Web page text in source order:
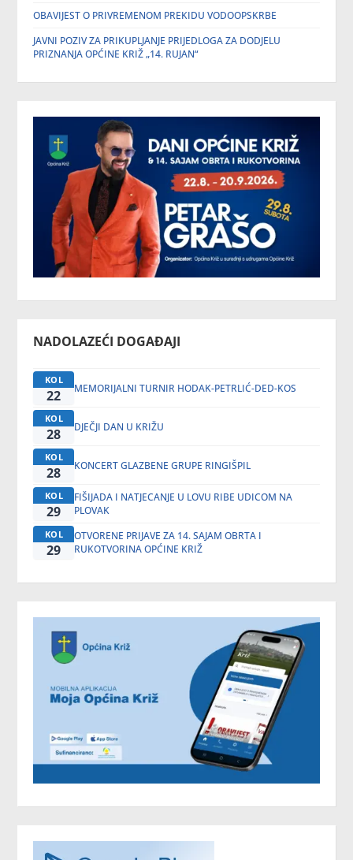
OBAVIJEST O PRIVREMENOM PREKIDU VODOOPSKRBE
JAVNI POZIV ZA PRIKUPLJANJE PRIJEDLOGA ZA DODJELU
PRIZNANJA OPĆINE KRIŽ „14. RUJAN“
NADOLAZEĆI DOGAĐAJI
KOL
22 MEMORIJALNI TURNIR HODAK-PETRLIĆ-DED-KOS
KOL
28 DJEČJI DAN U KRIŽU
KOL
28 KONCERT GLAZBENE GRUPE RINGIŠPIL
KOL
29
FIŠIJADA I NATJECANJE U LOVU RIBE UDICOM NA
PLOVAK
KOL
29
OTVORENE PRIJAVE ZA 14. SAJAM OBRTA I
RUKOTVORINA OPĆINE KRIŽ